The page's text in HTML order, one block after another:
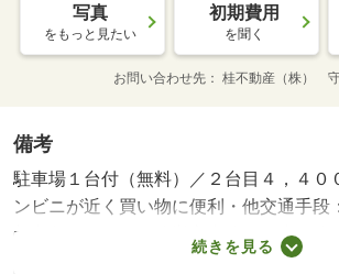
写真
をもっと見たい
初期費用
を聞く
お問い合わせ先 桂不動産（株）
備考
駐車場１台付（無料）／２台目４，４０
ンビニが近く買い物に便利・他交通手段
新守谷駅バス１２分巣立山公園停歩３分
守谷駅バス２０分巣立山公園停歩３分・
続きを見る